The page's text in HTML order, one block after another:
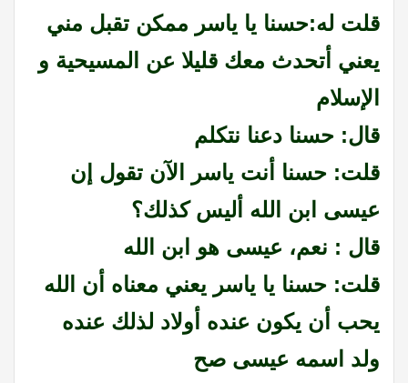
قلت له:حسنا يا ياسر ممكن تقبل مني
يعني أتحدث معك قليلا عن المسيحية و
الإسلام
قال: حسنا دعنا نتكلم
قلت: حسنا أنت ياسر الآن تقول إن
عيسى ابن الله أليس كذلك؟
قال : نعم، عيسى هو ابن الله
قلت: حسنا يا ياسر يعني معناه أن الله
يحب أن يكون عنده أولاد لذلك عنده
ولد اسمه عيسى صح